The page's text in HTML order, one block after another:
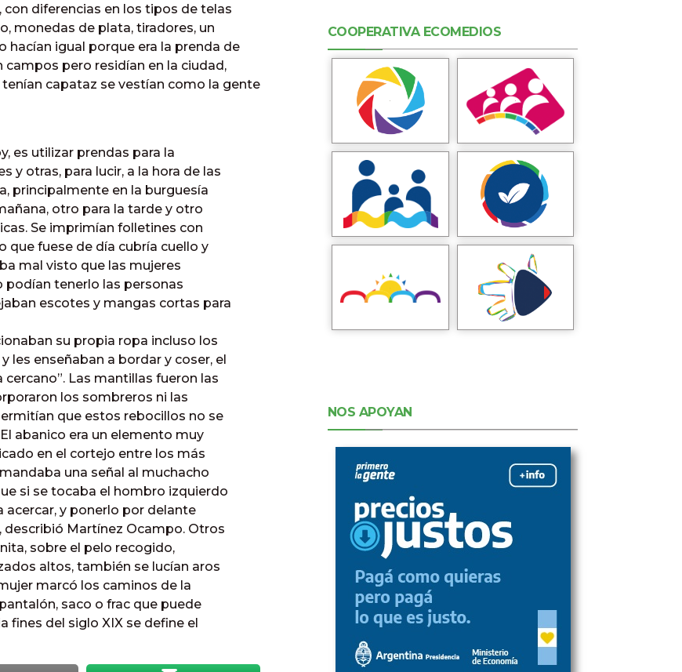
diferencias en los tipos de telas
monedas de plata, tiradores, un
hacían igual porque era la prenda de
campos pero residían en la ciudad,
capataz se vestían como la gente
es utilizar prendas para la
otras, para lucir, a la hora de las
principalmente en la burguesía
otro para la tarde y otro
Se imprimían folletines con
que fuese de día cubría cuello y
mal visto que las mujeres
podían tenerlo las personas
escotes y mangas cortas para
su propia ropa incluso los
les enseñaban a bordar y coser, el
Las mantillas fueron las
los sombreros ni las
que estos rebocillos no se
abanico era un elemento muy
en el cortejo entre los más
una señal al muchacho
si se tocaba el hombro izquierdo
acercar, y ponerlo por delante
Martínez Ocampo. Otros
sobre el pelo recogido,
altos, también se lucían aros
marcó los caminos de la
saco o frac que puede
fines del siglo XIX se define el
COOPERATIVA ECOMEDIOS
NOS APOYAN